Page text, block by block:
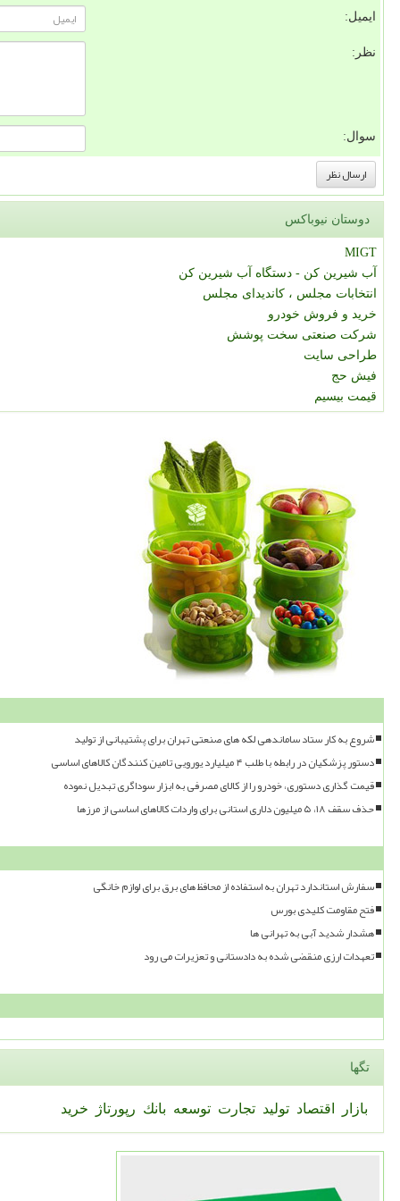
ایمیل:
نظر:
سوال:
دوستان نیوباکس
MIGT
آب شیرین کن - دستگاه آب شیرین کن
انتخابات مجلس ، کاندیدای مجلس
خرید و فروش خودرو
شرکت صنعتی سخت پوشش
طراحی سایت
فیش حج
قیمت بیسیم
شروع به کار ستاد ساماندهی لکه های صنعتی تهران برای پشتیبانی از تولید
دستور پزشکیان در رابطه با طلب ۴ میلیارد یورویی تامین کنندگان کالاهای اساسی
قیمت گذاری دستوری، خودرو را از کالای مصرفی به ابزار سوداگری تبدیل نموده
حذف سقف ۱۸، ۵ میلیون دلاری استانی برای واردات کالاهای اساسی از مرزها
سفارش استاندارد تهران به استفاده از محافظ های برق برای لوازم خانگی
فتح مقاومت کلیدی بورس
هشدار شدید آبی به تهرانی ها
تعهدات ارزی منقضی شده به دادستانی و تعزیرات می رود
تگها
بازار اقتصاد تولید تجارت توسعه بانك رپورتاژ خرید